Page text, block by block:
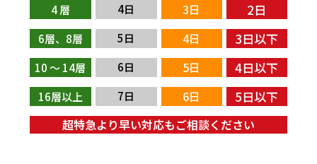
4 層 4日 3日 2日
6層、8層 5日 4日 3日以下
10 〜 14層 6日 5日 4日以下
16層以上 7日 6日 5日以下
超特急より早い対応もご相談ください